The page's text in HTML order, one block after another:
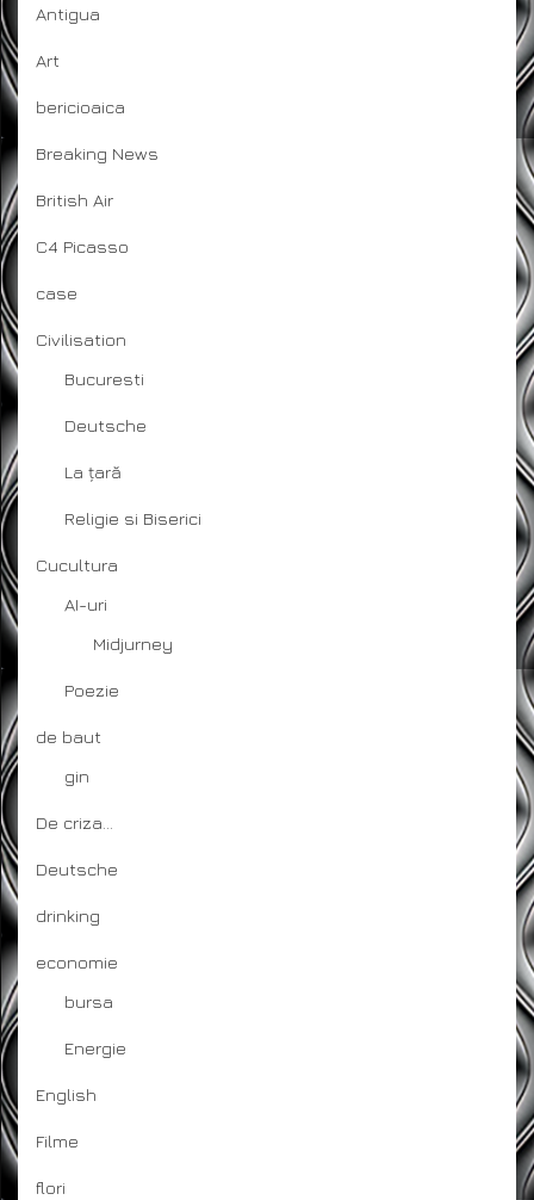
Antigua
Art
bericioaica
Breaking News
British Air
C4 Picasso
case
Civilisation
Bucuresti
Deutsche
La țară
Religie si Biserici
Cucultura
AI-uri
Midjurney
Poezie
de baut
gin
De criza…
Deutsche
drinking
economie
bursa
Energie
English
Filme
flori